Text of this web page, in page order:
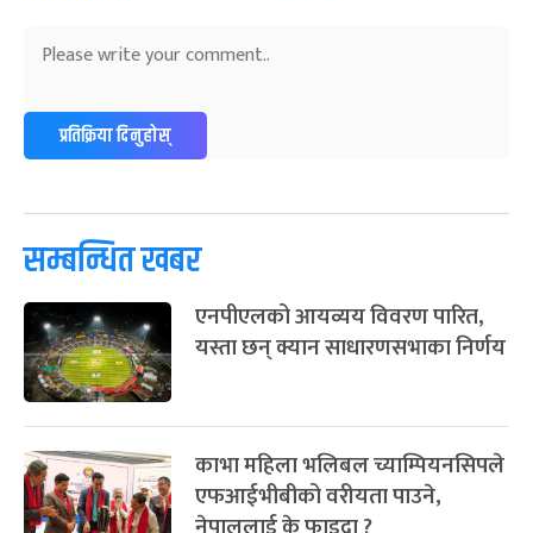
२४
सोम
अन्तराष्ट्रिय नारी दिवस
फाल्गुन २४, २०८३ -Mar 8, 2027
ग्याल्पो ल्होसार
फाल्गुन २५, २०८३
७ पूर्णिमा व्रत ७ महिना बाँकी
८
सोम चैत्र ८, २०८३ Mar 22, 2027
प्रतिक्रिया दिनुहोस्
सम्बन्धित खबर
एनपीएलको आयव्यय विवरण पारित,
यस्ता छन् क्यान साधारणसभाका निर्णय
काभा महिला भलिबल च्याम्पियनसिपले
एफआईभीबीको वरीयता पाउने,